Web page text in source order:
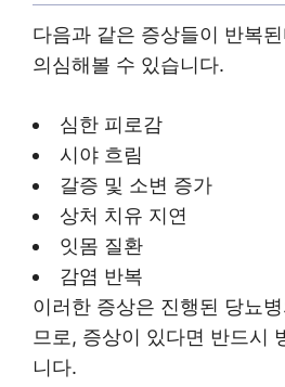
다음과 같은 증상들이 반복
의심해볼 수 있습니다.
심한 피로감
시야 흐림
갈증 및 소변 증가
상처 치유 지연
잇몸 질환
감염 반복
이러한 증상은 진행된 당뇨
므로, 증상이 있다면 반드시
니다.